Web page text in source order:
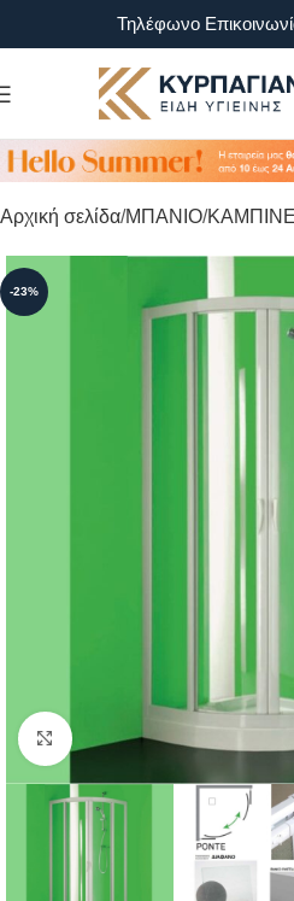
Τηλέφωνο
Αρχική σελίδα ΜΠΑΝΙΟ
-23%
Προβολή